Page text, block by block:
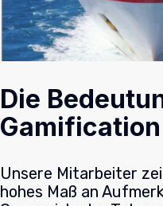
Die
Gamification
Unsere Mitarbeiter
hohes Maß an